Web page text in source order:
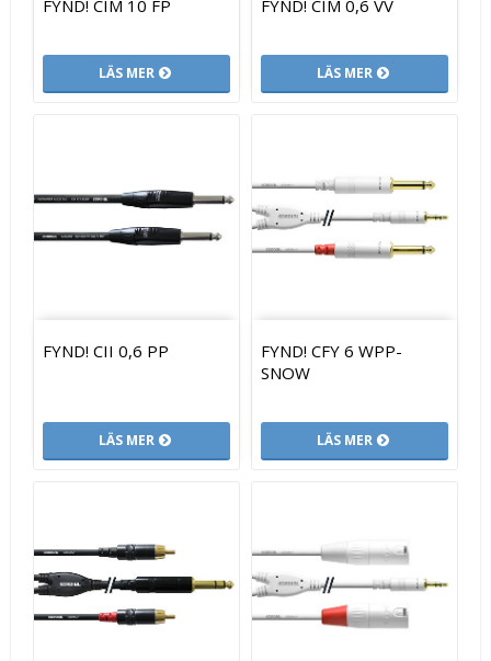
FYND! CIM 10 FP
LÄS MER
FYND! CIM 0,6 VV
LÄS MER
FYND! CII 0,6 PP
LÄS MER
FYND! CFY 6 WPP-
SNOW
LÄS MER